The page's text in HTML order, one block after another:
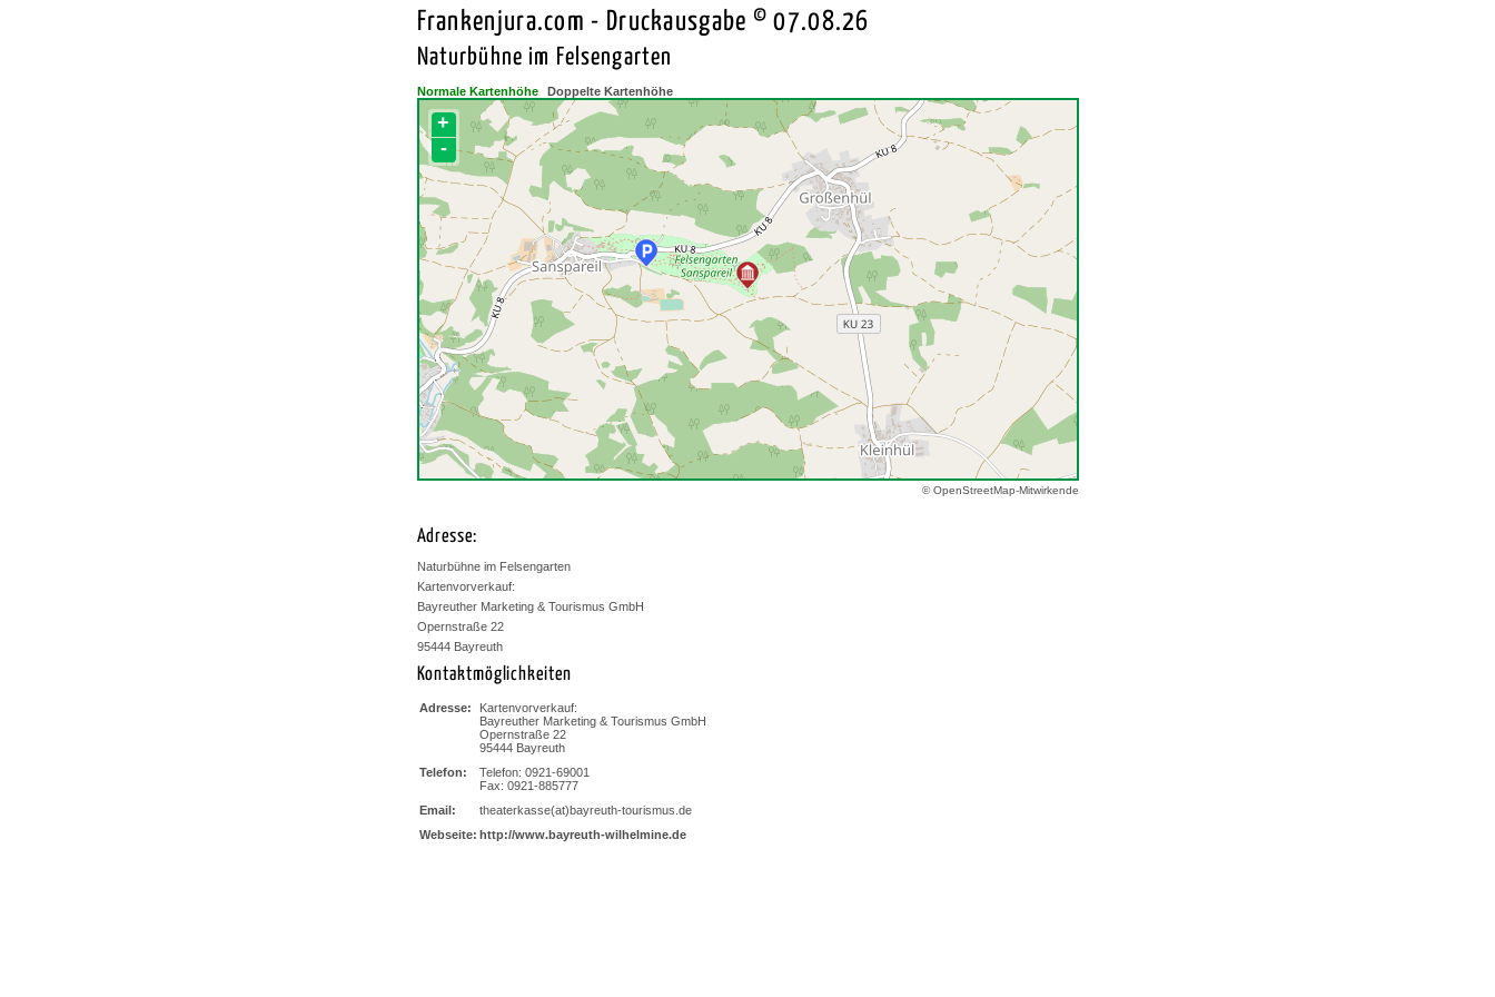
Frankenjura.com - Druckausgabe © 07.08.26
Naturbühne im Felsengarten
Normale Kartenhöhe Doppelte Kartenhöhe
+
-
© OpenStreetMap-Mitwirkende
Adresse:
Naturbühne im Felsengarten
Kartenvorverkauf:
Bayreuther Marketing & Tourismus GmbH
Opernstraße 22
95444 Bayreuth
Kontaktmöglichkeiten
Adresse:
Kartenvorverkauf:
Bayreuther Marketing & Tourismus GmbH
Opernstraße 22
95444 Bayreuth
Telefon:
Telefon: 0921-69001
Fax: 0921-885777
Email:
theaterkasse(at)bayreuth-tourismus.de
Webseite: http://www.bayreuth-wilhelmine.de